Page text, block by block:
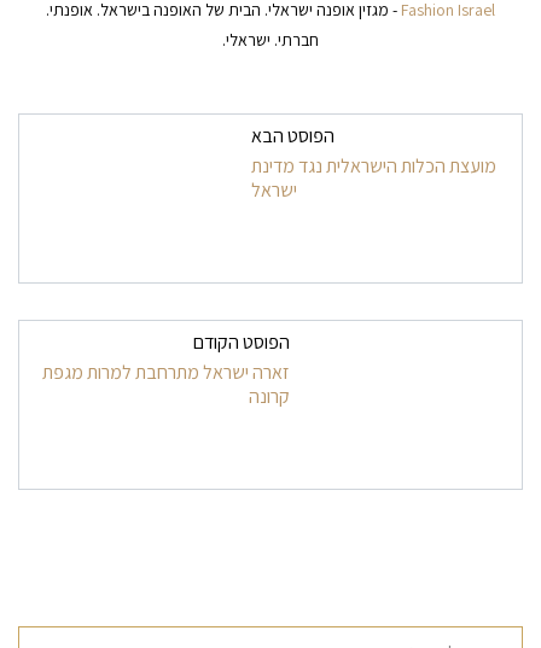
Fashion Israel - מגזין אופנה ישראלי. הבית של האופנה בישראל. אופנתי.
חברתי. ישראלי.
ניווט בפרסומיםהפוסט הבא
מועצת הכלות הישראלית נגד מדינת
ישראל
הפוסט הקודם
זארה ישראל מתרחבת למרות מגפת
קרונה